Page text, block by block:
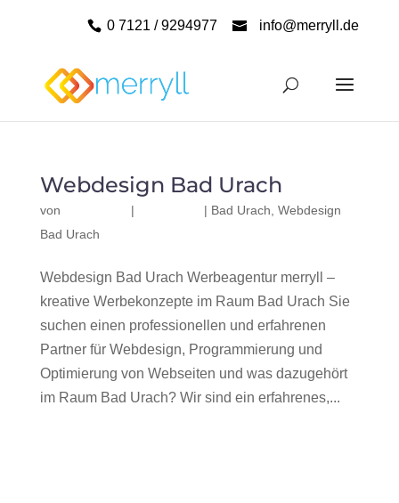
0 7121 / 9294977 info@merryll.de
Webdesign Bad Urach
von | | Bad Urach Webdesign
Bad Urach
Webdesign Bad Urach Werbeagentur merryll –
kreative Werbekonzepte im Raum Bad Urach Sie
suchen einen professionellen und erfahrenen
Partner für Webdesign, Programmierung und
Optimierung von Webseiten und was dazugehört
im Raum Bad Urach? Wir sind ein erfahrenes,...